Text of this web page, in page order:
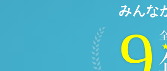
みんな